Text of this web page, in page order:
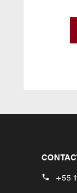
phone +55